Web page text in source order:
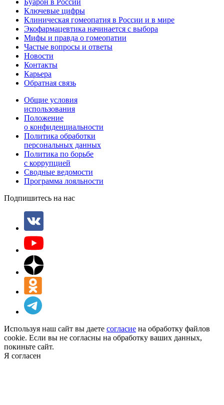
Буарон в России
Ключевые цифры
Клиническая гомеопатия в России и в мире
Экофармацевтика начинается с выбора
Мифы и правда о гомеопатии
Частые вопросы и ответы
Новости
Контакты
Карьера
Обратная связь
Общие условия
использования
Положение
о конфиденциальности
Политика обработки
персональных данных
Политика по борьбе
с коррупцией
Сводные ведомости
Программа лояльности
Подпишитесь на нас
Используя наш сайт вы даете согласие на обработку файлов
cookie. Если вы не согласны на обработку ваших данных,
покиньте сайт.
Я согласен